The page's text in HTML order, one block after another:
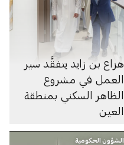
هزاع بن زايد يتفقَّد سير
العمل في مشروع
الظاهر السكني بمنطقة
العين
الشؤون الحكومية